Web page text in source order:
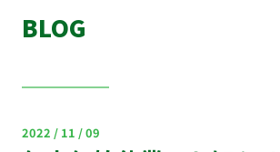
BLOG
2022 / 11 / 09